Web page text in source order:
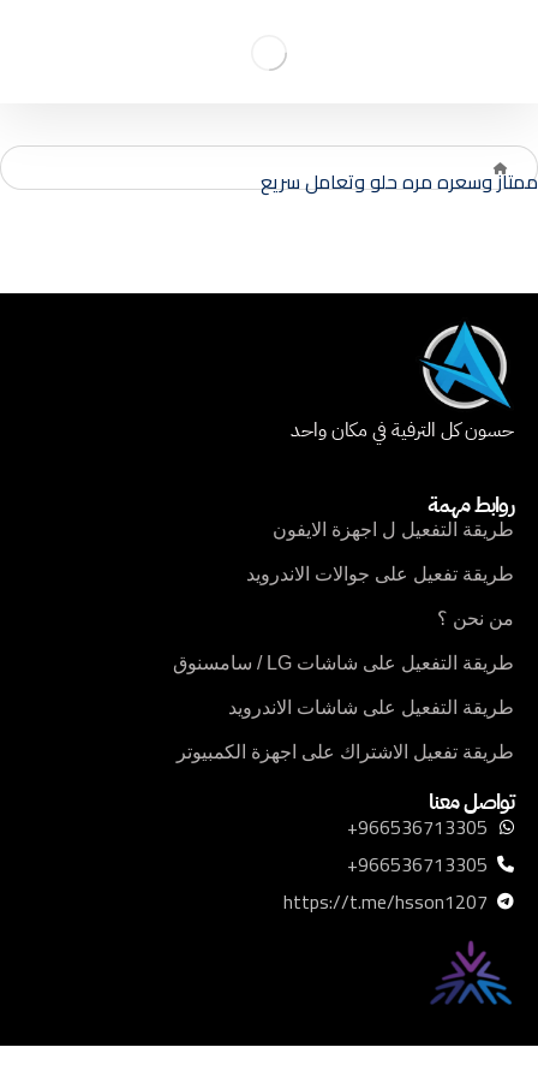
ممتاز وسعره مره حلو وتعامل سريع
حسون كل الترفية في مكان واحد
روابط مهمة
طريقة التفعيل ل اجهزة الايفون
طريقة تفعيل على جوالات الاندرويد
من نحن ؟
طريقة التفعيل على شاشات LG / سامسنوق
طريقة التفعيل على شاشات الاندرويد
طريقة تفعيل الاشتراك على اجهزة الكمبيوتر
تواصل معنا
966536713305+
966536713305+
https://t.me/hsson1207